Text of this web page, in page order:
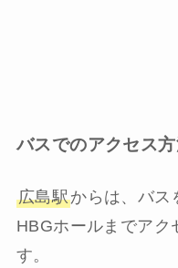
バスでのアクセス
広島駅からは、バス
HBGホールまでアク
す。